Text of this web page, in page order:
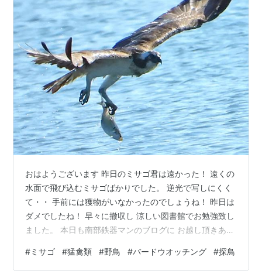
おはようございます 昨日のミサゴ君は遠かった！ 遠くの
水面で飛び込むミサゴばかりでした。 逆光で写しにくく
て・・ 手前には獲物がいなかったのでしょうね！ 昨日は
ダメでしたね！ 早々に撤収し 涼しい図書館でお勉強致し
ました。 本日も南部鉄器マンのブログに お越し頂きあり
如何でしたか？ 明日も是非お越しくださいませ。 感謝。
#ミサゴ #猛禽類 #野鳥 #バードウオッチング #探鳥